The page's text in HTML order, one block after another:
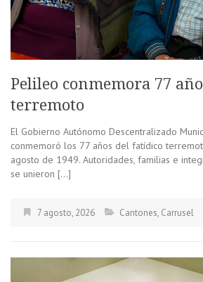
Pelileo conmemora 77
terremoto
El Gobierno Autónomo Descentralizado
conmemoró los 77 años del fatídico
agosto de 1949. Autoridades, familias e
se unieron […]
7 agosto, 2026 Cantones, Carrusel